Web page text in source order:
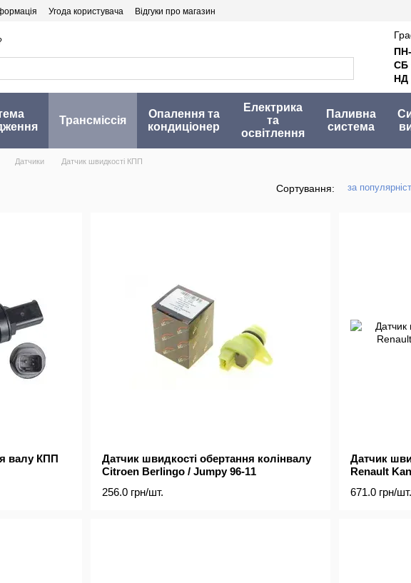
Угода користувача Відгуки про магазин
СБ
НД
Трансміссія
Опалення та
кондиціонер
Електрика
та
освітлення
Паливна
система
Датчики Датчик швидкості КПП
Сортування: за
валу КПП
Датчик швидкості обертання колінвалу
Citroen Berlingo / Jumpy 96-11
256.0 грн/шт.
Датчик
Renault
671.0 грн/шт.